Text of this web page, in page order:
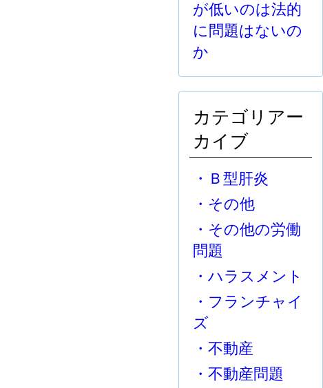
が低いのは法的
に問題はないの
か
カテゴリアー
カイブ
・Ｂ型肝炎
・その他
・その他の労働
問題
・ハラスメント
・フランチャイ
ズ
・不動産
・不動産問題